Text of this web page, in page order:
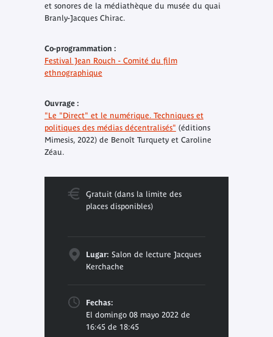
et sonores de la médiathèque du musée du quai
Branly-Jacques Chirac.
Co-programmation :
Festival Jean Rouch - Comité du film
ethnographique
Ouvrage :
"Le "Direct" et le numérique. Techniques et
politiques des médias décentralisés" (éditions
Mimesis, 2022) de Benoît Turquety et Caroline
Zéau.
Gratuit (dans la limite des
places disponibles)
Lugar: Salon de lecture Jacques
Kerchache
Fechas:
El domingo 08 mayo 2022 de
16:45 de 18:45